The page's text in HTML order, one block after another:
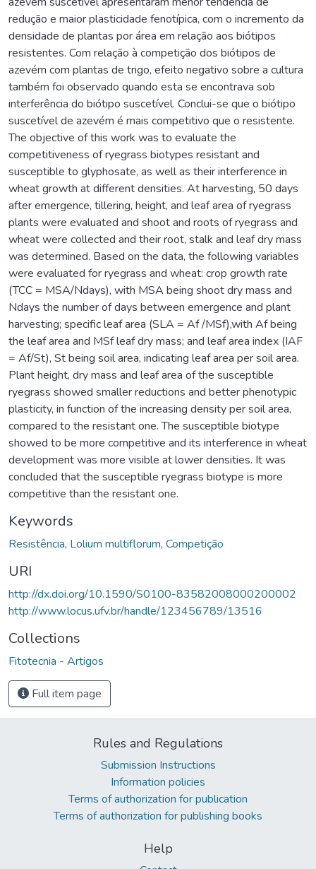
redução e maior plasticidade fenotípica, com o incremento da
densidade de plantas por área em relação aos biótipos
resistentes. Com relação à competição dos biótipos de
azevém com plantas de trigo, efeito negativo sobre a cultura
também foi observado quando esta se encontrava sob
interferência do biótipo suscetível. Conclui-se que o biótipo
suscetível de azevém é mais competitivo que o resistente.
The objective of this work was to evaluate the
competitiveness of ryegrass biotypes resistant and
susceptible to glyphosate, as well as their interference in
wheat growth at different densities. At harvesting, 50 days
after emergence, tillering, height, and leaf area of ryegrass
plants were evaluated and shoot and roots of ryegrass and
wheat were collected and their root, stalk and leaf dry mass
was determined. Based on the data, the following variables
were evaluated for ryegrass and wheat: crop growth rate
(TCC = MSA/Ndays), with MSA being shoot dry mass and
Ndays the number of days between emergence and plant
harvesting; specific leaf area (SLA = Af /MSf),with Af being
the leaf area and MSf leaf dry mass; and leaf area index (IAF
= Af/St), St being soil area, indicating leaf area per soil area.
Plant height, dry mass and leaf area of the susceptible
ryegrass showed smaller reductions and better phenotypic
plasticity, in function of the increasing density per soil area,
compared to the resistant one. The susceptible biotype
showed to be more competitive and its interference in wheat
development was more visible at lower densities. It was
concluded that the susceptible ryegrass biotype is more
competitive than the resistant one.
Keywords
Resistência, Lolium multiflorum, Competição
URI
http://dx.doi.org/10.1590/S0100-83582008000200002
http://www.locus.ufv.br/handle/123456789/13516
Collections
Fitotecnia - Artigos
Full item page
Rules and Regulations
Submission Instructions
Information policies
Terms of authorization for publication
Terms of authorization for publishing books
Help